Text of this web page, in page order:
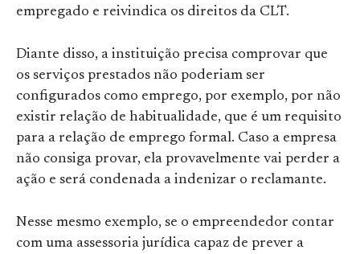
empregado e reivindica os direitos da CLT.
Diante disso, a instituição precisa comprovar que
os serviços prestados não poderiam ser
configurados como emprego, por exemplo, por não
existir relação de habitualidade, que é um requisito
para a relação de emprego formal. Caso a empresa
não consiga provar, ela provavelmente vai perder a
ação e será condenada a indenizar o reclamante.
Nesse mesmo exemplo, se o empreendedor contar
com uma assessoria jurídica capaz de prever a